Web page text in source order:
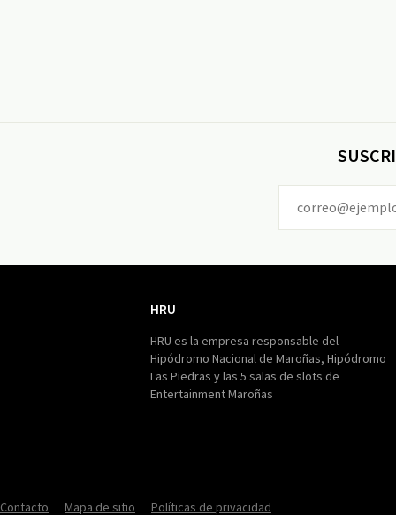
HRU
HRU es la empresa responsable del
Hipódromo Nacional de Maroñas, Hipódromo
Las Piedras y las 5 salas de slots de
Entertainment Maroñas
Contacto Mapa de sitio Políticas de privacidad